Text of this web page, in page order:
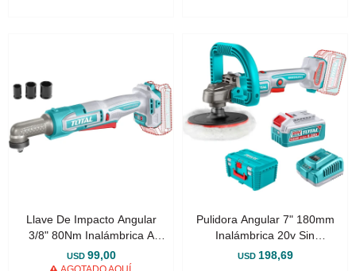
Llave De Impacto Angular
3/8" 80Nm Inalámbrica A
Batería 20v
USD 99,00
Pulidora Angular 7" 180mm
Inalámbrica 20v Sin
Carbones - Batería, Cargador
USD 198,69